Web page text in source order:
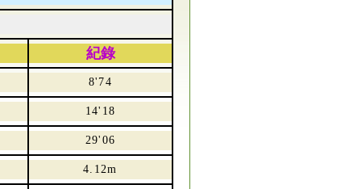
紀錄
8'74
14'18
29'06
4.12m